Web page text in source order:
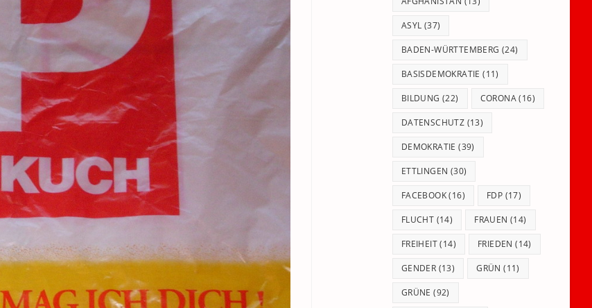
ASYL (37)
BADEN-WÜRTTEMBERG (24)
BASISDEMOKRATIE (11)
BILDUNG (22) CORONA(16)
DATENSCHUTZ (13)
DEMOKRATIE (39)
ETTLINGEN (30)
FACEBOOK(16) FDP (17)
FLUCHT (14) FRAUEN (14)
FREIHEIT(14) FRIEDEN (14)
GENDER (13) GRÜN (11)
GRÜNE (92)